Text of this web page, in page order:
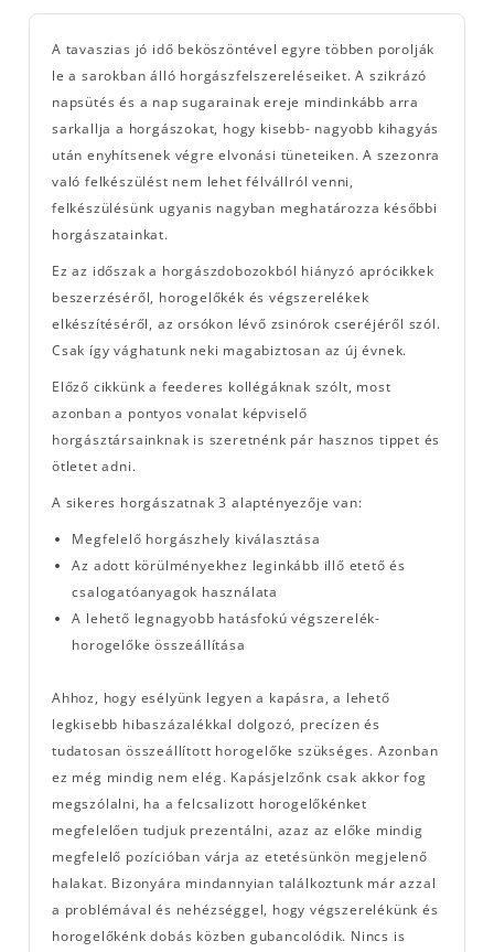
A tavaszias jó idő beköszöntével egyre többen porolják
le a sarokban álló horgászfelszereléseiket. A szikrázó
napsütés és a nap sugarainak ereje mindinkább arra
sarkallja a horgászokat, hogy kisebb- nagyobb kihagyás
után enyhítsenek végre elvonási tüneteiken. A szezonra
való felkészülést nem lehet félvállról venni,
felkészülésünk ugyanis nagyban meghatározza későbbi
horgászatainkat.
Ez az időszak a horgászdobozokból hiányzó aprócikkek
beszerzéséről, horogelőkék és végszerelékek
elkészítéséről, az orsókon lévő zsinórok cseréjéről szól.
Csak így vághatunk neki magabiztosan az új évnek.
Előző cikkünk a feederes kollégáknak szólt, most
azonban a pontyos vonalat képviselő
horgásztársainknak is szeretnénk pár hasznos tippet és
ötletet adni.
A sikeres horgászatnak 3 alaptényezője van:
Megfelelő horgászhely kiválasztása
Az adott körülményekhez leginkább illő etető és
csalogatóanyagok használata
A lehető legnagyobb hatásfokú végszerelék-
horogelőke összeállítása
Ahhoz, hogy esélyünk legyen a kapásra, a lehető
legkisebb hibaszázalékkal dolgozó, precízen és
tudatosan összeállított horogelőke szükséges. Azonban
ez még mindig nem elég. Kapásjelzőnk csak akkor fog
megszólalni, ha a felcsalizott horogelőkénket
megfelelően tudjuk prezentálni, azaz az előke mindig
megfelelő pozícióban várja az etetésünkön megjelenő
halakat. Bizonyára mindannyian találkoztunk már azzal
a problémával és nehézséggel, hogy végszerelékünk és
horogelőkénk dobás közben gubancolódik. Nincs is